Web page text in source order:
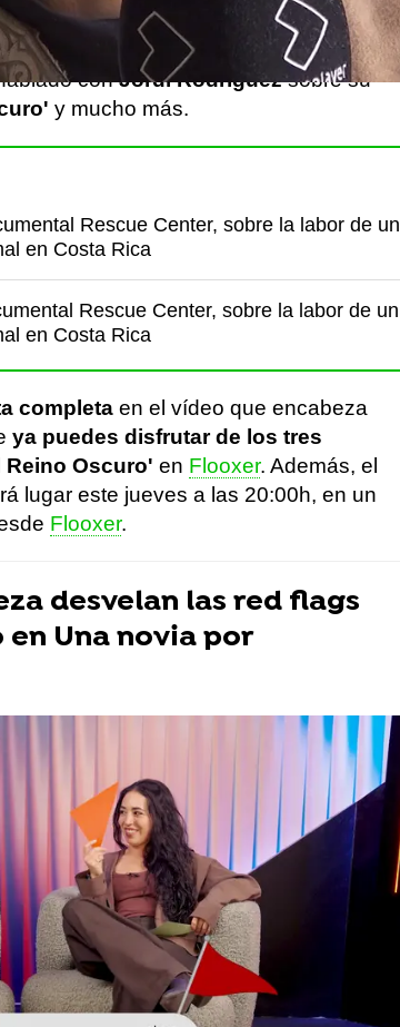
show.
conJordi Rodríguezsobre su
y mucho más.
Rescue Center, sobre la labor de un
en Costa Rica
Rescue Center, sobre la labor de un
en Costa Rica
completa en el vídeo que encabeza
ya puedes disfrutar de los tres
Oscuro' en Flooxer. Además, el
lugar este jueves a las 20:00h, en un
Flooxer.
desvelan las red flags
Una novia por